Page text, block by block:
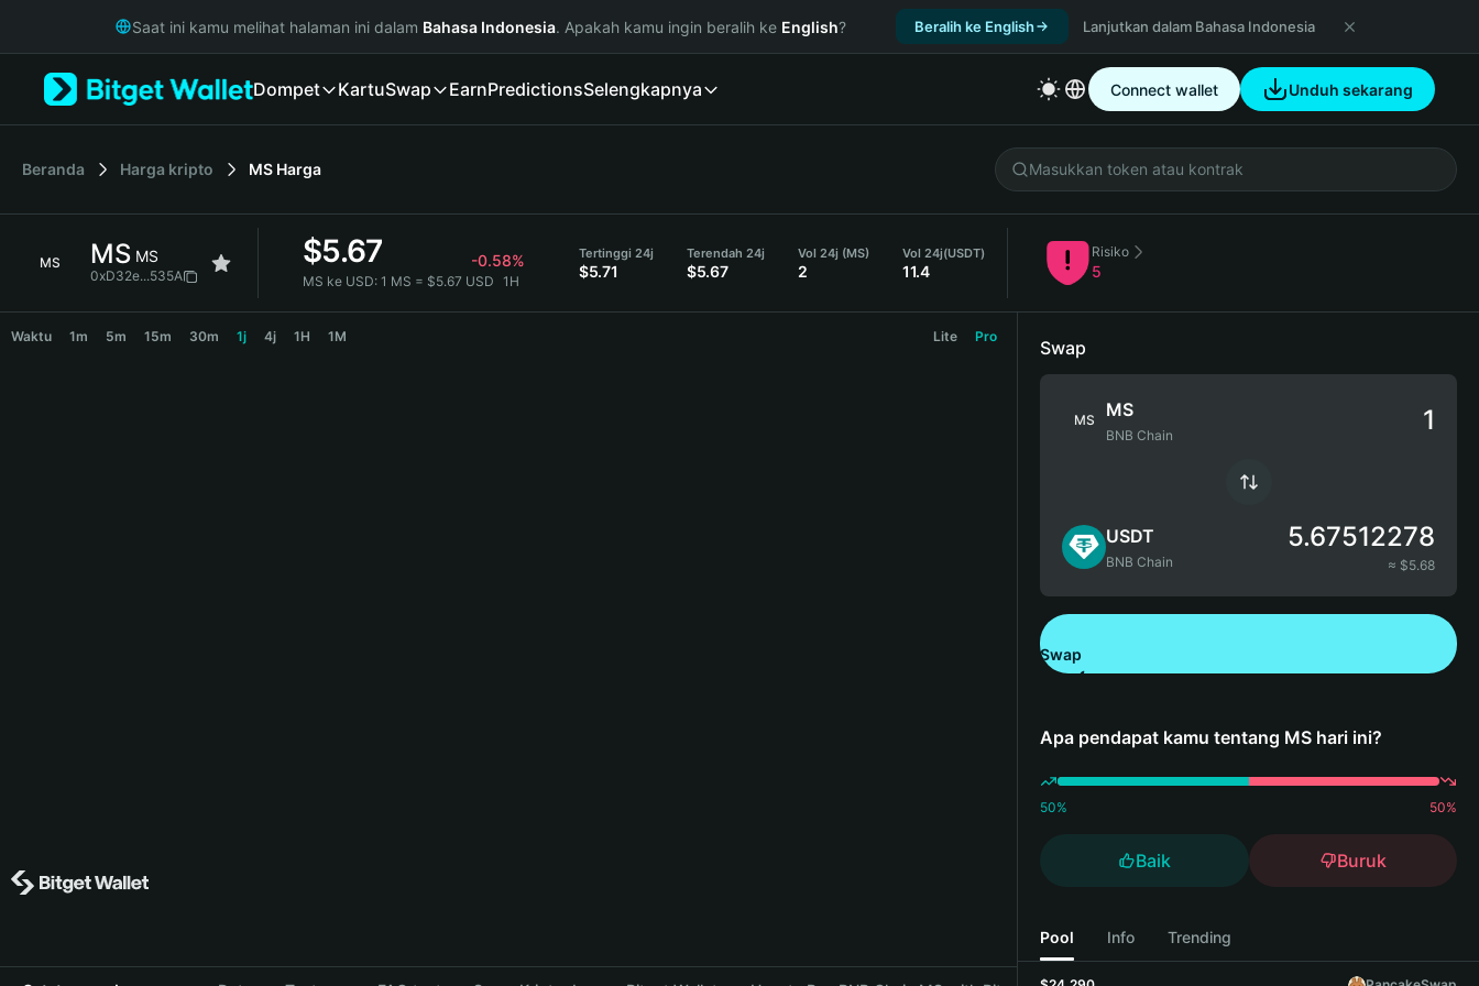
Русский
Italiano
Bahasa Indonesia
Saat ini kamu melihat halaman ini dalam Bahasa Indonesia. Apakah kamu ingin beralih ke English? Beralih ke English Lanjutkan dalam Bahasa Indonesia
Dompet KartuSwap EarnPredictionsSelengkapnya Connect wallet Unduh sekarang
Beranda Harga kripto MS Harga
MS MS MS
0xD32e...535A
$5.67 -0.58%
MS ke USD: 1 MS = $5.67 USD 1H
Tertinggi 24j
$5.71
Terendah 24j
$5.67
Vol 24j (MS)
2
Vol 24j(USDT)
11.4
Risiko
5
Waktu 1m 5m 15m 30m 1j 4j 1H 1M Lite Pro
Swap
MS MS
BNB Chain
USDT
BNB Chain
5.67512278
≈ $5.68
Swap
Apa pendapat kamu tentang MS hari ini?
50% 50%
Baik Buruk
Pool Info Trending